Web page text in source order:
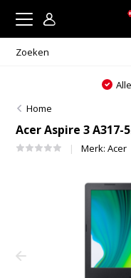
Home
Acer Aspire 3 A317-
Merk:Acer